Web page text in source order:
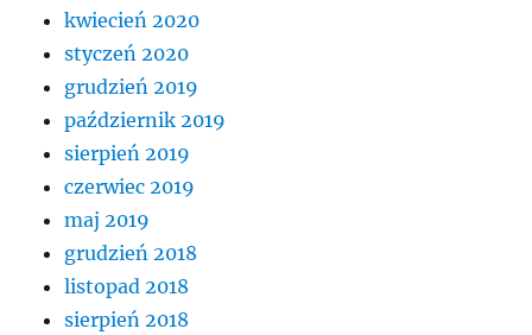
kwiecień 2020
styczeń 2020
grudzień 2019
październik 2019
sierpień 2019
czerwiec 2019
maj 2019
grudzień 2018
listopad 2018
sierpień 2018